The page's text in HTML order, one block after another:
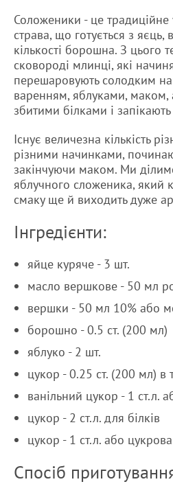
Соложеники - це традиційне
страва, що готується з яєць,
кількості борошна. З цього
сковороді млинці, які
перешаровують солодким
варенням, яблуками, маком,
збитими білками і запікають
Існує величезна кількість
різними начинками,
закінчуючи маком. Ми
яблучного сложеника, який
смаку ще й виходить дуже
Інгредієнти:
яйце куряче - 3 шт.
масло вершкове - 50 мл
вершки - 50 мл 10% або
борошно - 0.5 ст. (200 мл)
яблуко - 2 шт.
цукор - 0.25 ст. (200 мл) в
ванільний цукор - 1 ст.л.
цукор - 2 ст.л. для білків
цукор - 1 ст.л. або
Спосіб